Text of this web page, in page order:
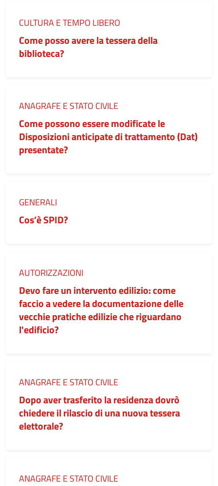
Categoria:
CULTURA E TEMPO LIBERO
Come posso avere la tessera della
biblioteca?
Categoria:
ANAGRAFE E STATO CIVILE
Come possono essere modificate le
Disposizioni anticipate di trattamento (Dat)
presentate?
Categoria:
GENERALI
Cos’è SPID?
Categoria:
AUTORIZZAZIONI
Devo fare un intervento edilizio: come
faccio a vedere la documentazione delle
vecchie pratiche edilizie che riguardano
l'edificio?
Categoria:
ANAGRAFE E STATO CIVILE
Dopo aver trasferito la residenza dovrò
chiedere il rilascio di una nuova tessera
elettorale?
Categoria:
ANAGRAFE E STATO CIVILE